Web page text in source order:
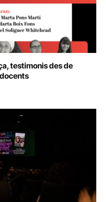
testimonis des de
docents